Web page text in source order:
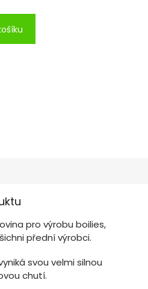
pro výrobu boilies,
přední výrobci.
svou velmi silnou
chutí.